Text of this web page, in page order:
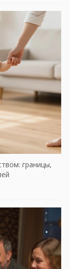
границы,